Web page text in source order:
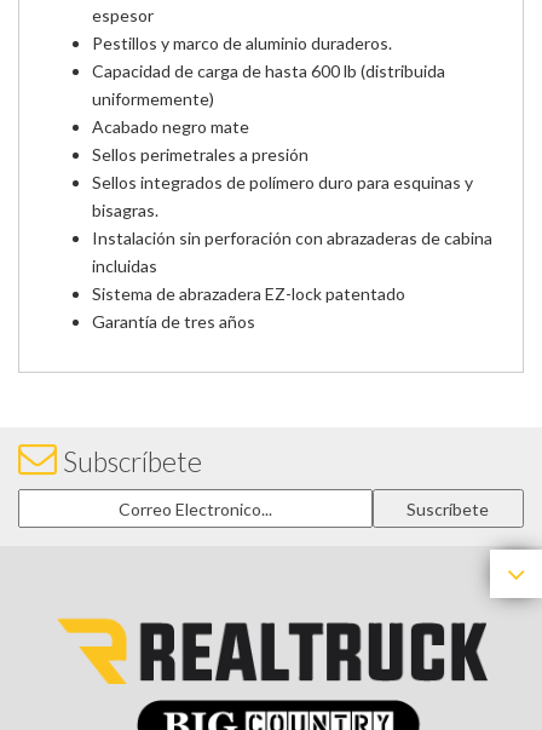
espesor
Pestillos y marco de aluminio duraderos.
Capacidad de carga de hasta 600 lb (distribuida
uniformemente)
Acabado negro mate
Sellos perimetrales a presión
Sellos integrados de polímero duro para esquinas y
bisagras.
Instalación sin perforación con abrazaderas de cabina
incluidas
Sistema de abrazadera EZ-lock patentado
Garantía de tres años
Subscríbete